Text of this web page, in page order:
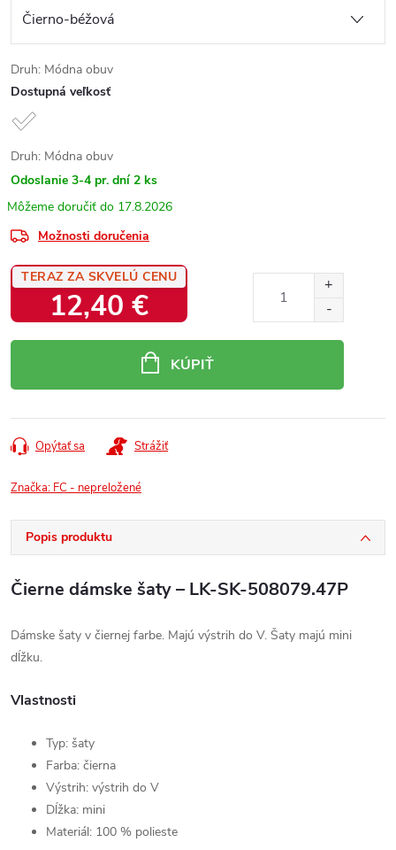
Druh: Módna obuv
Dostupná veľkosť
Druh: Módna obuv
Odoslanie 3-4 pr. dní 2 ks
17.8.2026
Možnosti doručenia
TERAZ ZA SKVELÚ CENU
12,40 €
KÚPIŤ
Opýtať sa Strážiť
Značka: FC - nepreložené
Popis produktu
Čierne dámske šaty – LK-SK-508079.47P
Dámske šaty v čiernej farbe. Majú výstrih do V. Šaty majú mini
dĺžku.
Vlastnosti
Typ: šaty
Farba: čierna
Výstrih: výstrih do V
Dĺžka: mini
Materiál: 100 % polieste